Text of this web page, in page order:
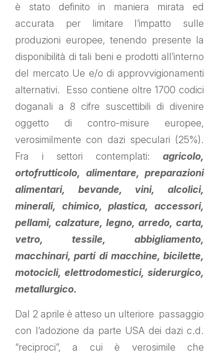
è stato definito in maniera mirata ed
accurata per limitare l’impatto sulle
produzioni europee, tenendo presente la
disponibilità di tali beni e prodotti all’interno
del mercato Ue e/o di approvvigionamenti
alternativi. Esso contiene oltre 1700 codici
doganali a 8 cifre suscettibili di divenire
oggetto di contro-misure europee,
verosimilmente con dazi speculari (25%).
Fra i settori contemplati: agricolo,
ortofrutticolo, alimentare, preparazioni
alimentari, bevande, vini, alcolici,
minerali, chimico, plastica, accessori,
pellami, calzature, legno, arredo, carta,
vetro, tessile, abbigliamento,
macchinari, parti di macchine, bicilette,
motocicli, elettrodomestici, siderurgico,
metallurgico.
Dal 2 aprile è atteso un ulteriore passaggio
con l’adozione da parte USA dei dazi c.d.
“reciproci”, a cui è verosimile che